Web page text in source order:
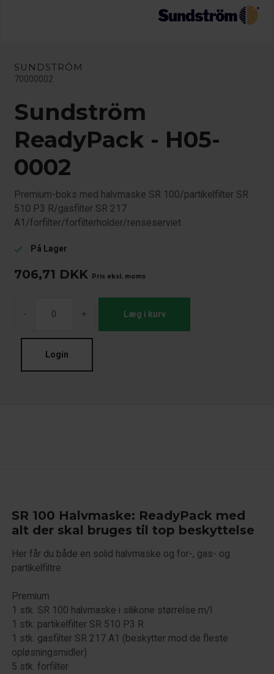
SUNDSTRÖM
70000002
Sundström
ReadyPack - H05-
0002
Premium-boks med halvmaske SR 100/partikelfilter SR
510 P3 R/gasfilter SR 217
A1/forfilter/forfilterholder/renseserviet.
check På Lager
706,71 DKK Pris eksl. moms
- + Læg i kurv
Login
SR 100 Halvmaske: ReadyPack med
alt der skal bruges til top beskyttelse
Her får du både en solid halvmaske og for-, gas- og
partikelfiltre
Premium
1 stk. SR 100 halvmaske i silikone størrelse m/l
1 stk. partikelfilter SR 510 P3 R
1 stk. gasfilter SR 217 A1 (beskytter mod de fleste
opløsningsmidler)
5 stk. forfilter